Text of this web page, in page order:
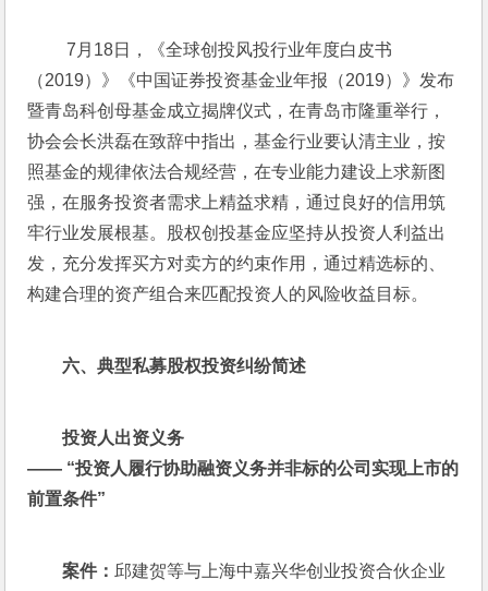
7月18日，《全球创投风投行业年度白皮书
（2019）》《中国证券投资基金业年报（2019）》发布
暨青岛科创母基金成立揭牌仪式，在青岛市隆重举行，
协会会长洪磊在致辞中指出，基金行业要认清主业，按
照基金的规律依法合规经营，在专业能力建设上求新图
强，在服务投资者需求上精益求精，通过良好的信用筑
牢行业发展根基。股权创投基金应坚持从投资人利益出
发，充分发挥买方对卖方的约束作用，通过精选标的、
构建合理的资产组合来匹配投资人的风险收益目标。
六、典型私募股权投资纠纷简述
投资人出资义务
—— “投资人履行协助融资义务并非标的公司实现上市的
前置条件”
案件：邱建贺等与上海中嘉兴华创业投资合伙企业